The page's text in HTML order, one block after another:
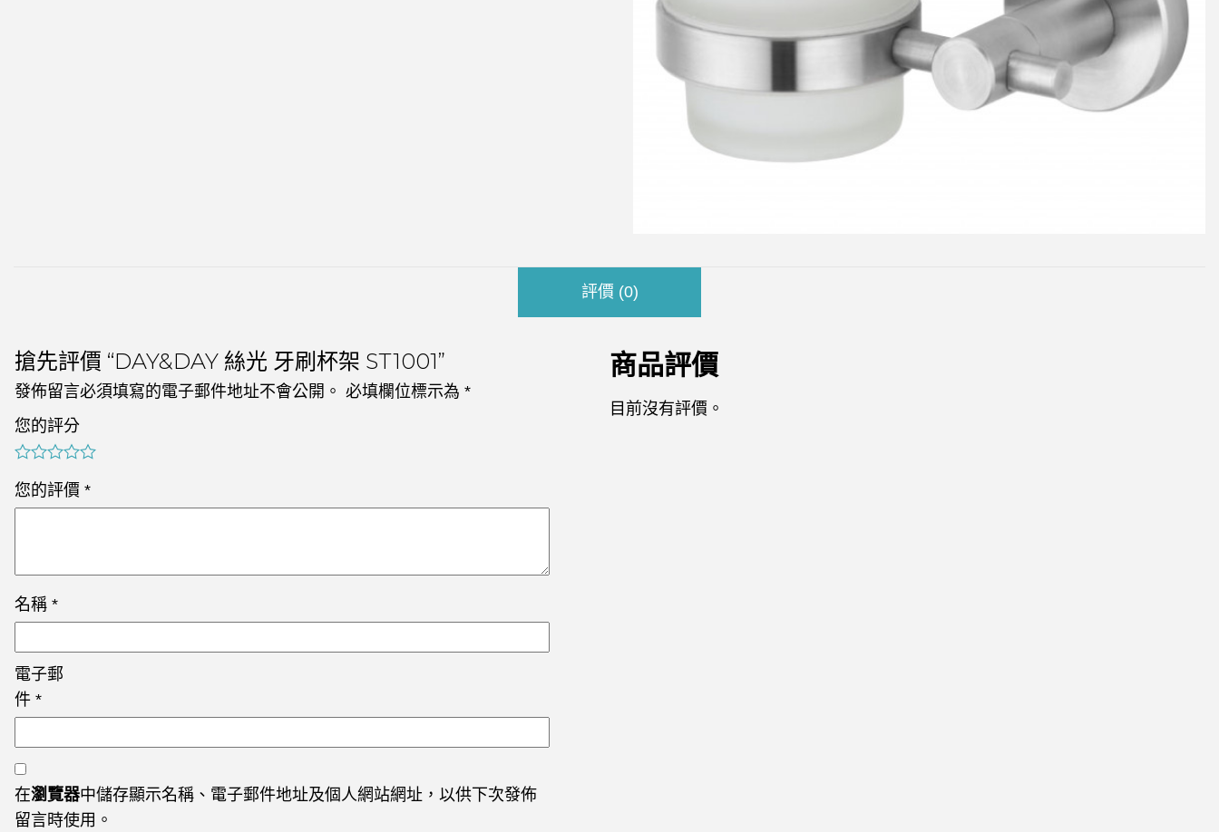
評價 (0)
商品評價
目前沒有評價。
搶先評價 “DAY&DAY 絲光 牙刷杯架 ST1001”
發佈留言必須填寫的電子郵件地址不會公開。 必填欄位標示為 *
您的評分
您的評價 *
名稱 *
電子郵
件 *
在瀏覽器中儲存顯示名稱、電子郵件地址及個人網站網址，以供下次發佈
留言時使用。